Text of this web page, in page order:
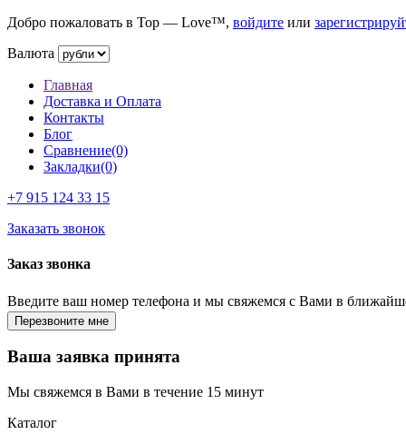
Добро пожаловать в Top — Love™, войдите или
Валюта
Главная
Доставка и Оплата
Контакты
Блог
Сравнение(0)
Закладки(0)
+7 915 124 33 15
Заказать звонок
Заказ звонка
Введите ваш номер телефона и мы свяжемся с Вами в
Ваша заявка принята
Мы свяжемся в Вами в течение 15 минут
Каталог